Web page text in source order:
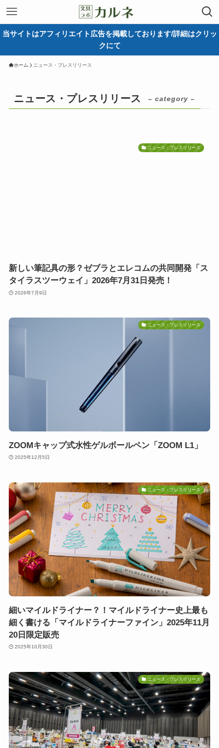
当サイトはアフィリエイト広告を掲載しております/詳細はクリッ
クにて
ホーム ニュース・プレスリリース
ニュース・プレスリリース – category –
ニュース・プレスリリース
新しい筆記具の形？ゼブラとエレコムの共同開発「ス
タイラスツーウェイ」2026年7月31日発売！
2026年7月9日
ニュース・プレスリリース
ZOOMキャップ式水性ゲルボールペン「ZOOM L1」
2025年12月5日
ニュース・プレスリリース
細いマイルドライナー？！マイルドライナー史上最も
細く書ける「マイルドライナーファイン」2025年11月
20日限定販売
2025年10月30日
ニュース・プレスリリース